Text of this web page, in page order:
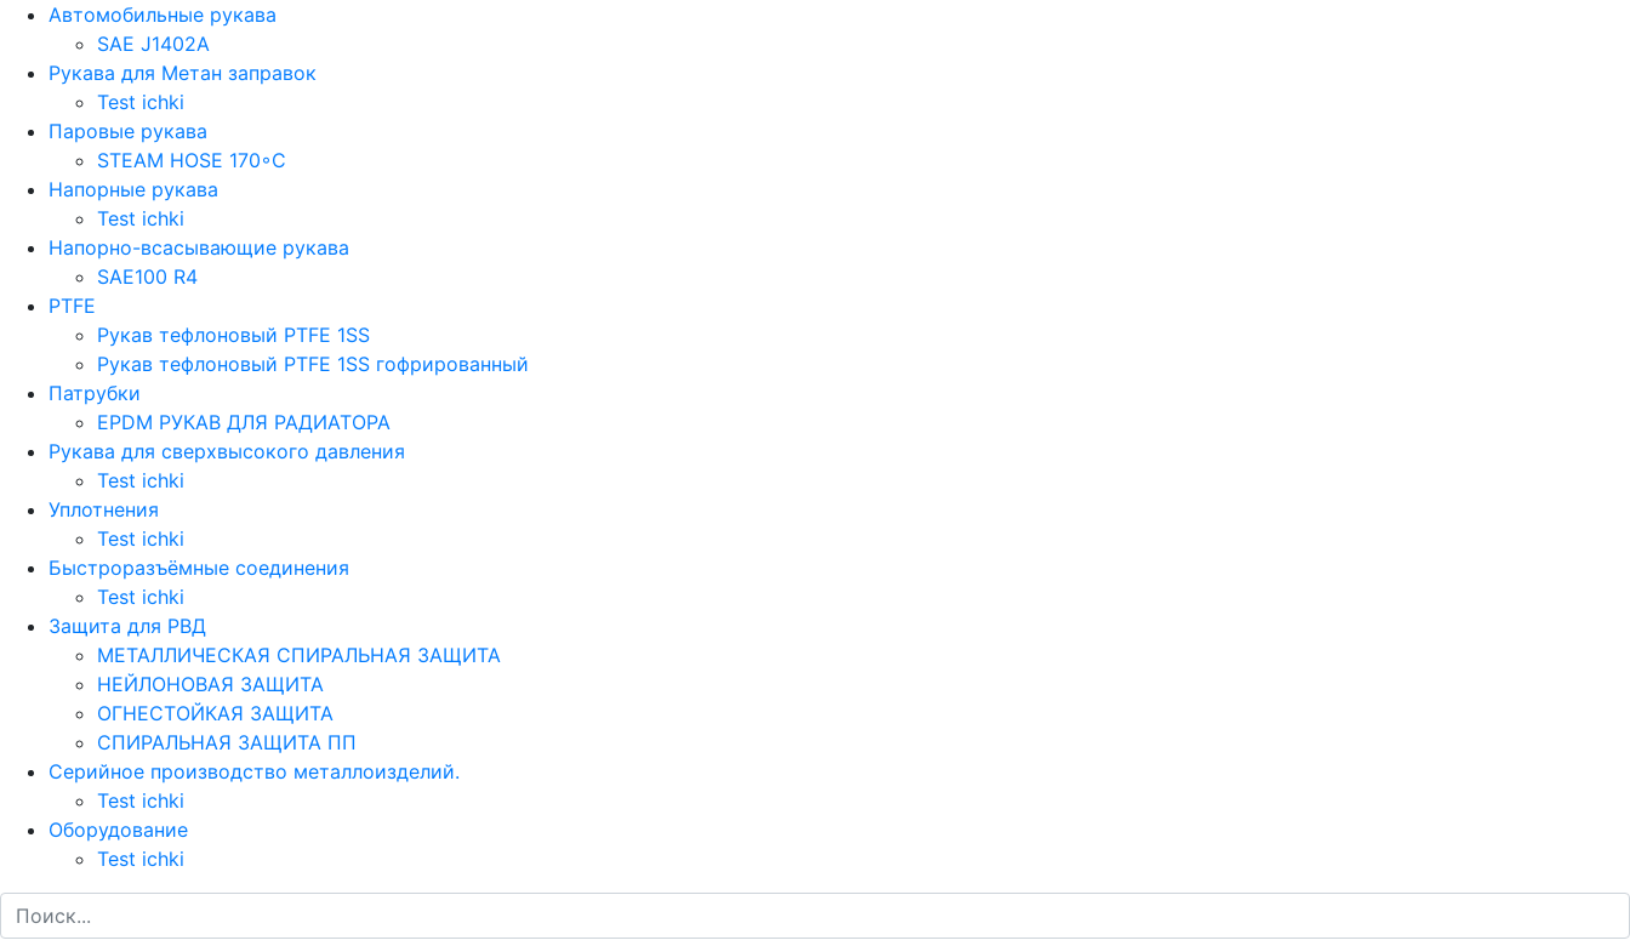
Автомобильные рукава
SAE J1402A
Рукава для Метан заправок
Test ichki
Паровые рукава
STEAM HOSE 170◦C
Напорные рукава
Test ichki
Напорно-всасывающие рукава
SAE100 R4
PTFE
Рукав тефлоновый PTFE 1SS
Рукав тефлоновый PTFE 1SS гофрированный
Патрубки
EPDM РУКАВ ДЛЯ РАДИАТОРА
Рукава для сверхвысокого давления
Test ichki
Уплотнения
Test ichki
Быстроразъёмные соединения
Test ichki
Защита для РВД
МЕТАЛЛИЧЕСКАЯ СПИРАЛЬНАЯ ЗАЩИТА
НЕЙЛОНОВАЯ ЗАЩИТА
ОГНЕСТОЙКАЯ ЗАЩИТА
СПИРАЛЬНАЯ ЗАЩИТА ПП
Серийное производство металлоизделий.
Test ichki
Оборудование
Test ichki